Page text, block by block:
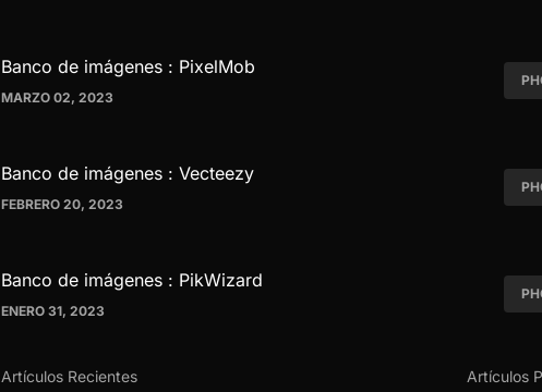
Banco de imágenes : PixelMob
MARZO 02, 2023
Banco de imágenes : Vecteezy
FEBRERO 20, 2023
Banco de imágenes : PikWizard
ENERO 31, 2023
Artículos Recientes Artículos